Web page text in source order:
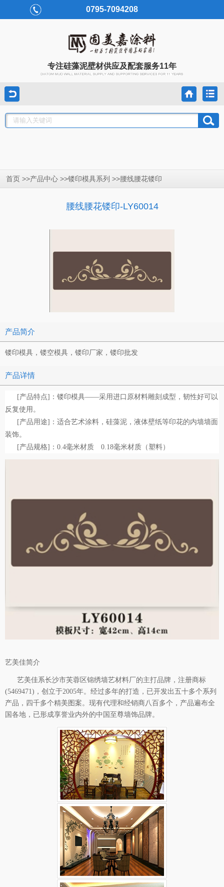
0795-7094208
专注硅藻泥壁材供应及配套服务11年
首页 >>产品中心 >>镂印模具系列 >>腰线腰花镂印
腰线腰花镂印-LY60014
产品简介
镂印模具，镂空模具，镂印厂家，镂印批发
产品详情
[产品特点]：镂印模具——采用进口原材料雕刻成型，韧性好可以
反复使用。
[产品用途]：适合艺术涂料，硅藻泥，液体壁纸等印花的内墙墙面
装饰。
[产品规格]：0.4毫米材质 0.18毫米材质（塑料）
艺美佳简介
艺美佳系长沙市芙蓉区锦绣墙艺材料厂的主打品牌，注册商标
(5469471)，创立于2005年。经过多年的打造，已开发出五十多个系列
产品，四千多个精美图案。现有代理和经销商八百多个，产品遍布全
国各地，已形成享誉业内外的中国至尊墙饰品牌。